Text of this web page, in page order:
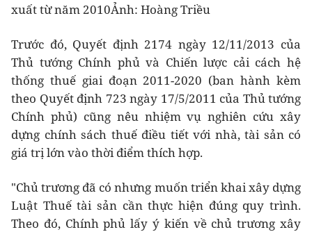
xuất từ năm 2010Ảnh: Hoàng Triều
Trước đó, Quyết định 2174 ngày 12/11/2013 của
Thủ tướng Chính phủ và Chiến lược cải cách hệ
thống thuế giai đoạn 2011-2020 (ban hành kèm
theo Quyết định 723 ngày 17/5/2011 của Thủ tướng
Chính phủ) cũng nêu nhiệm vụ nghiên cứu xây
dựng chính sách thuế điều tiết với nhà, tài sản có
giá trị lớn vào thời điểm thích hợp.
"Chủ trương đã có nhưng muốn triển khai xây dựng
Luật Thuế tài sản cần thực hiện đúng quy trình.
Theo đó, Chính phủ lấy ý kiến về chủ trương xây